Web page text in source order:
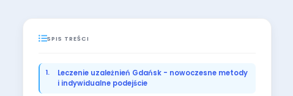
SPIS TREŚCI
Leczenie uzależnień Gdańsk - nowoczesne metody
i indywidualne podejście